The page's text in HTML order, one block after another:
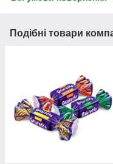
Подібні товари